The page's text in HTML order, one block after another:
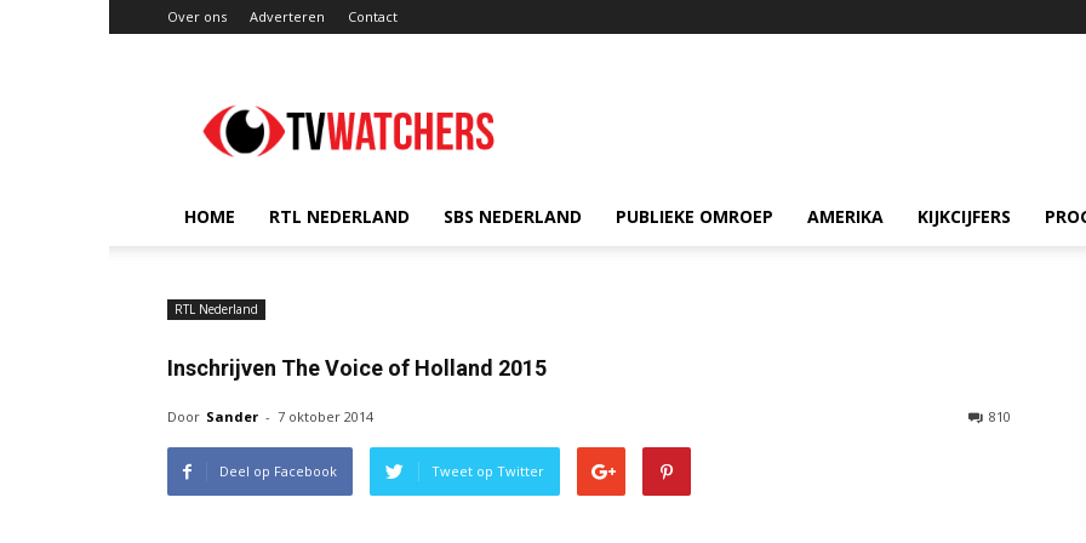
Over ons Adverteren Contact
HOME RTL NEDERLAND SBS NEDERLAND PUBLIEKE OMROEP AMERIKA KIJKCIJFERS
RTL Nederland
Inschrijven The Voice of Holland 2015
Door Sander - 7 oktober 2014 810
Deel op Facebook Tweet op Twitter